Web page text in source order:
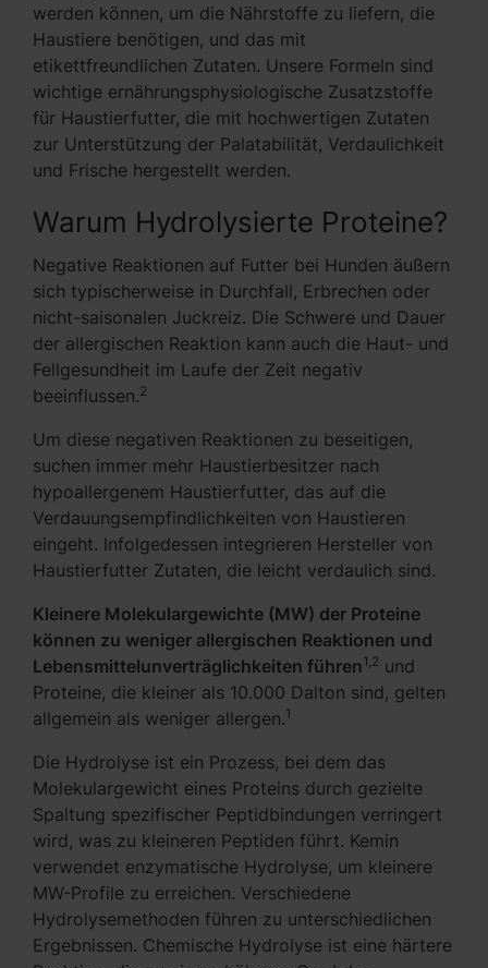
werden können, um die Nährstoffe zu liefern, die
Haustiere benötigen, und das mit
etikettfreundlichen Zutaten. Unsere Formeln sind
wichtige ernährungsphysiologische Zusatzstoffe
für Haustierfutter, die mit hochwertigen Zutaten
zur Unterstützung der Palatabilität, Verdaulichkeit
und Frische hergestellt werden.
Warum Hydrolysierte Proteine?
Negative Reaktionen auf Futter bei Hunden äußern
sich typischerweise in Durchfall, Erbrechen oder
nicht-saisonalen Juckreiz. Die Schwere und Dauer
der allergischen Reaktion kann auch die Haut- und
Fellgesundheit im Laufe der Zeit negativ
beeinflussen.2
Um diese negativen Reaktionen zu beseitigen,
suchen immer mehr Haustierbesitzer nach
hypoallergenem Haustierfutter, das auf die
Verdauungsempfindlichkeiten von Haustieren
eingeht. Infolgedessen integrieren Hersteller von
Haustierfutter Zutaten, die leicht verdaulich sind.
Kleinere Molekulargewichte (MW) der Proteine
können zu weniger allergischen Reaktionen und
Lebensmittelunverträglichkeiten führen1,2 und
Proteine, die kleiner als 10.000 Dalton sind, gelten
allgemein als weniger allergen.1
Die Hydrolyse ist ein Prozess, bei dem das
Molekulargewicht eines Proteins durch gezielte
Spaltung spezifischer Peptidbindungen verringert
wird, was zu kleineren Peptiden führt. Kemin
verwendet enzymatische Hydrolyse, um kleinere
MW-Profile zu erreichen. Verschiedene
Hydrolysemethoden führen zu unterschiedlichen
Ergebnissen. Chemische Hydrolyse ist eine härtere